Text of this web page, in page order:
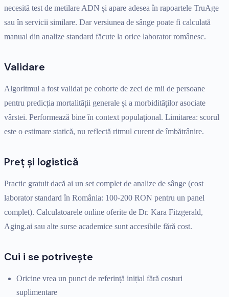
necesită test de metilare ADN și apare adesea în rapoartele TruAge
sau în servicii similare. Dar versiunea de sânge poate fi calculată
manual din analize standard făcute la orice laborator românesc.
Validare
Algoritmul a fost validat pe cohorte de zeci de mii de persoane
pentru predicția mortalității generale și a morbidităților asociate
vârstei. Performează bine în context populațional. Limitarea: scorul
este o estimare statică, nu reflectă ritmul curent de îmbătrânire.
Preț și logistică
Practic gratuit dacă ai un set complet de analize de sânge (cost
laborator standard în România: 100-200 RON pentru un panel
complet). Calculatoarele online oferite de Dr. Kara Fitzgerald,
Aging.ai sau alte surse academice sunt accesibile fără cost.
Cui i se potrivește
Oricine vrea un punct de referință inițial fără costuri
suplimentare